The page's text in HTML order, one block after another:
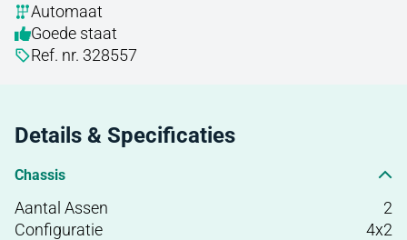
Automaat
Goede staat
Ref. nr. 328557
Details & Specificaties
Chassis
Aantal Assen
2
Configuratie
4x2